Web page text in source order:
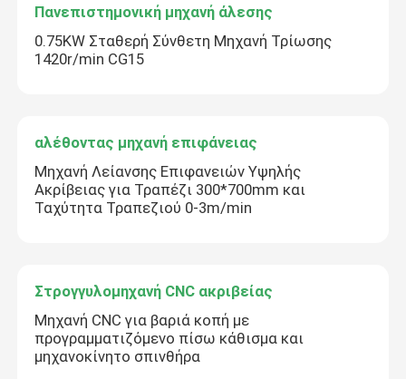
Πανεπιστημονική μηχανή άλεσης
0.75KW Σταθερή Σύνθετη Μηχανή Τρίωσης
1420r/min CG15
αλέθοντας μηχανή επιφάνειας
Μηχανή Λείανσης Επιφανειών Υψηλής
Ακρίβειας για Τραπέζι 300*700mm και
Ταχύτητα Τραπεζιού 0-3m/min
Στρογγυλομηχανή CNC ακριβείας
Μηχανή CNC για βαριά κοπή με
προγραμματιζόμενο πίσω κάθισμα και
μηχανοκίνητο σπινθήρα